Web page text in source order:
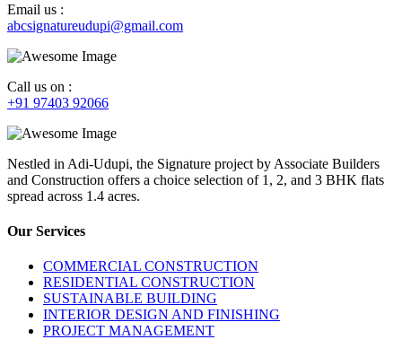
Email us :
abcsignatureudupi@gmail.com
Call us on :
+91 97403 92066
Nestled in Adi-Udupi, the Signature project by Associate Builders
and Construction offers a choice selection of 1, 2, and 3 BHK flats
spread across 1.4 acres.
Our Services
COMMERCIAL CONSTRUCTION
RESIDENTIAL CONSTRUCTION
SUSTAINABLE BUILDING
INTERIOR DESIGN AND FINISHING
PROJECT MANAGEMENT